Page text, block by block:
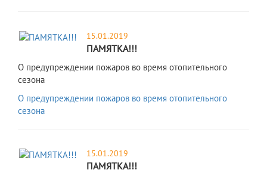
15.01.2019
ПАМЯТКА!!!
О предупреждении пожаров во время отопительного
сезона
О предупреждении пожаров во время отопительного
сезона
15.01.2019
ПАМЯТКА!!!